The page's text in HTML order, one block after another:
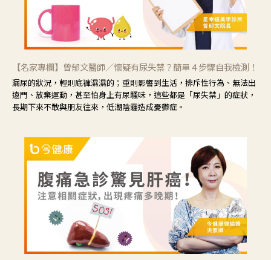
【名家專欄】曾郁文醫師／懷疑有尿失禁？簡單４步驟自我檢測！
漏尿的狀況，輕則底褲濕濕的；重則影響到生活，排斥性行為、無法出
遠門、放棄運動，甚至怕身上有尿騷味，這些都是「尿失禁」的症狀，
長期下來不敢與朋友往來，低潮陰霾造成憂鬱症。